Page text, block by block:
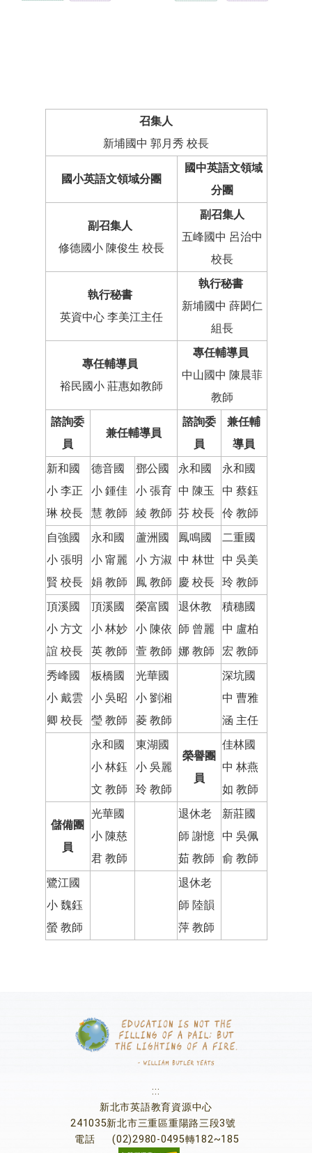
召集人
新埔國中 郭月秀 校長
國小英語文領域分團
國中英語文領域
分團
副召集人
修德國小 陳俊生 校長
副召集人
五峰國中 呂治中
校長
執行秘書
英資中心 李美江主任
執行秘書
新埔國中 薛閎仁
組長
專任輔導員
裕民國小 莊惠如教師
專任輔導員
中山國中 陳晨菲
教師
諮詢委
員
兼任輔導員
諮詢委
員
兼任輔
導員
新和國
小 李正
琳 校長
德音國
小 鍾佳
慧 教師
鄧公國
小 張育
綾 教師
永和國
中 陳玉
芬 校長
永和國
中 蔡鈺
伶 教師
自強國
小 張明
賢 校長
永和國
小 甯麗
娟 教師
蘆洲國
小 方淑
鳳 教師
鳳鳴國
中 林世
慶 校長
二重國
中 吳美
玲 教師
頂溪國
小 方文
誼 校長
頂溪國
小 林妙
英 教師
榮富國
小 陳依
萱 教師
退休教
師 曾麗
娜 教師
積穗國
中 盧柏
宏 教師
秀峰國
小 戴雲
卿 校長
板橋國
小 吳昭
瑩 教師
光華國
小 劉湘
菱 教師
深坑國
中 曹雅
涵 主任
永和國
小 林鈺
文 教師
東湖國
小 吳麗
玲 教師
榮譽團
員
佳林國
中 林燕
如 教師
儲備團
員
光華國
小 陳慈
君 教師
退休老
師 謝憶
茹 教師
新莊國
中 吳佩
俞 教師
鷺江國
小 魏鈺
螢 教師
退休老
師 陸韻
萍 教師
:::
新北市英語教育資源中心
241035新北市三重區重陽路三段3號
電話
(02)2980-0495轉182~185